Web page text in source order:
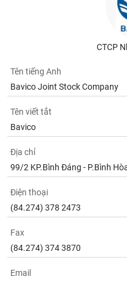
CTCP
Tên tiếng Anh
Bavico Joint Stock Company
Tên viết tắt
Bavico
Địa chỉ
99/2 KP.Bình Đáng - P.Bình
Điện thoại
(84.274) 378 2473
Fax
(84.274) 374 3870
Email
(-)
Dịch
vụ
(-)
Đào
tạo
Sách
tài